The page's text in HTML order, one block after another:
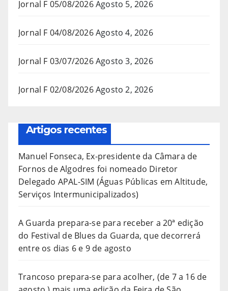
Jornal F 05/08/2026Agosto 5, 2026
Jornal F 04/08/2026Agosto 4, 2026
Jornal F 03/07/2026Agosto 3, 2026
Jornal F 02/08/2026Agosto 2, 2026
Artigos recentes
Manuel Fonseca, Ex-presidente da Câmara de
Fornos de Algodres foi nomeado Diretor
Delegado APAL-SIM (Águas Públicas em Altitude,
Serviços Intermunicipalizados)
A Guarda prepara-se para receber a 20ª edição
do Festival de Blues da Guarda, que decorrerá
entre os dias 6 e 9 de agosto
Trancoso prepara-se para acolher, (de 7 a 16 de